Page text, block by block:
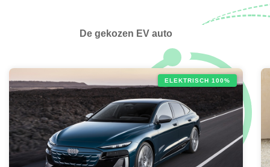
De gekozen EV auto
ELEKTRISCH 100%